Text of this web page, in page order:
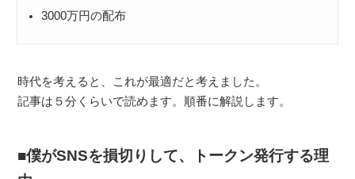
3000万円の配布
時代を考えると、これが最適だと考えました。
記事は５分くらいで読めます。順番に解説します。
僕がSNSを損切りして、トークン発行する理